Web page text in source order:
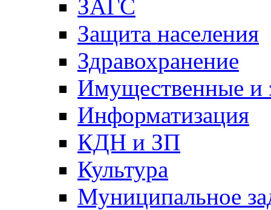
ЗАГС
Защита населения
Здравохранение
Имущественные и
Информатизация
КДН и ЗП
Культура
Муниципальное